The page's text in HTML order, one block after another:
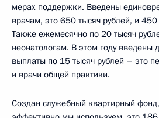
мерах поддержки. Введены
врачам, это 650 тысяч рублей, и
Также ежемесячно по 20 тысяч
неонатологам. В этом году введены
выплаты по 15 тысяч рублей – это
и врачи общей практики.
Создан служебный квартирный